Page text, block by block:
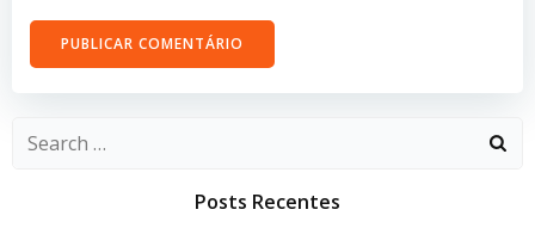
Search
Posts Recentes